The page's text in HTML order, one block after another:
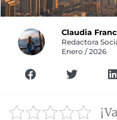
Claudia
Redactora
Enero / 2026